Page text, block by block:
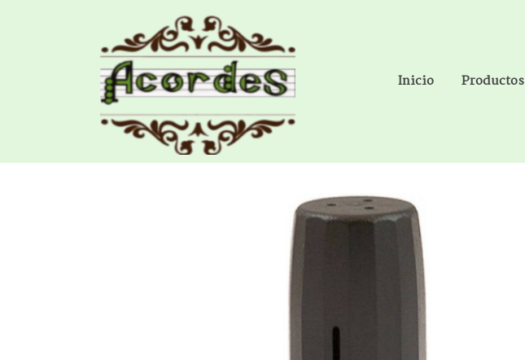
Inicio Productos
Productos Boquillero Saxo Baritono BG Plastico Tradition ACB7-TBS